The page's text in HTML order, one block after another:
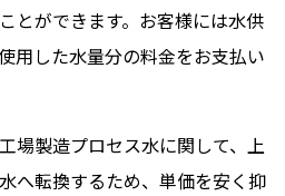
とができます。お客様には水供
用した水量分の料金をお支払い
場製造プロセス水に関して、上
へ転換するため、単価を安く抑